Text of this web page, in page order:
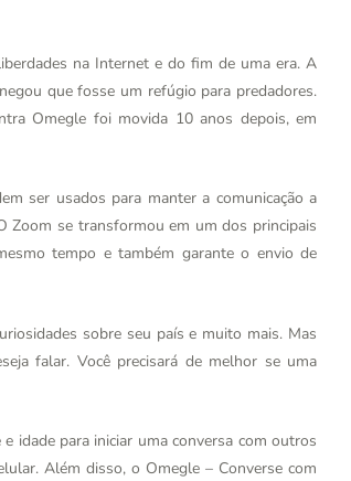
na Internet e do fim de uma era. A
que fosse um refúgio para predadores.
Omegle foi movida 10 anos depois, em
ser usados para manter a comunicação a
Zoom se transformou em um dos principais
tempo e também garante o envio de
sobre seu país e muito mais. Mas
falar. Você precisará de melhor se uma
idade para iniciar uma conversa com outros
Além disso, o Omegle – Converse com